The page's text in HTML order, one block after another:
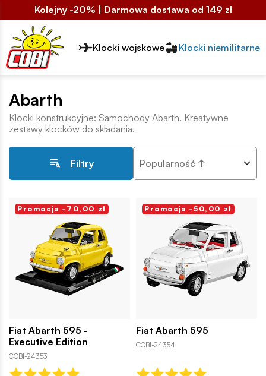
Kolejny -20% | Darmowa dostawa od 149 zł
Przełącznik segmentów2
Klocki wojskowe Klocki niemilitarne
Abarth
Klocki konstrukcyjne: Samochody Abarth. Kreatywne
zestawy klocków do składania.
Filtry Popularność ↑
Promocja -70,00 zł
Fiat Abarth 595 -
Executive Edition
COBI-24353
Promocja -50,00 zł
Fiat Abarth 595
COBI-24354